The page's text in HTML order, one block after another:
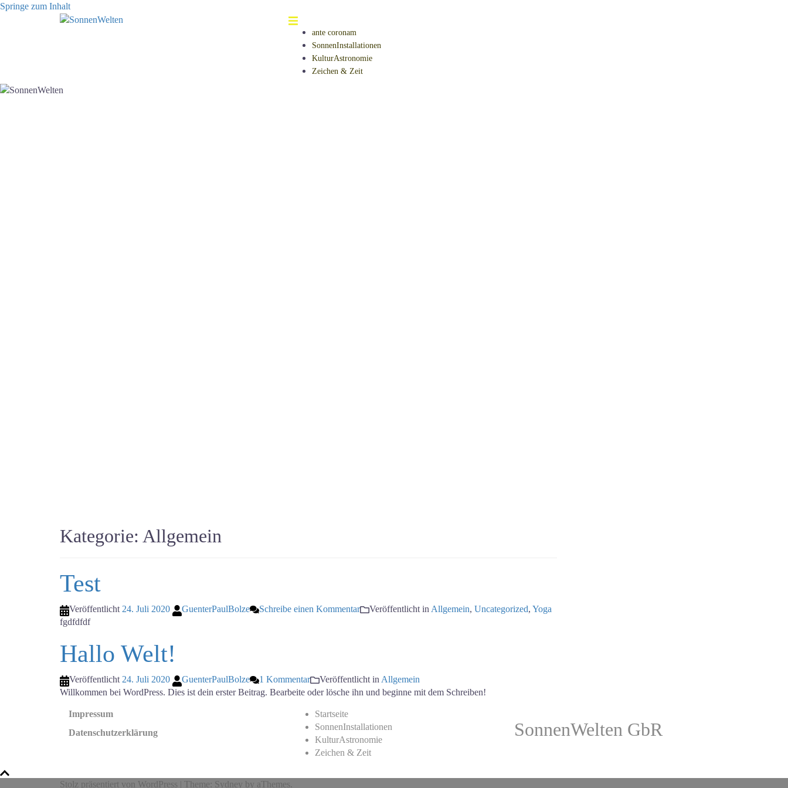
Springe zum Inhalt
ante coronam
SonnenInstallationen
KulturAstronomie
Zeichen & Zeit
Kategorie: Allgemein
Test
Veröffentlicht 24. Juli 2020 GuenterPaulBolze Schreibe einen Kommentar Veröffentlicht in Allgemein, Uncategorized, Yoga
fgdfdfdf
Hallo Welt!
Veröffentlicht 24. Juli 2020 GuenterPaulBolze 1 Kommentar Veröffentlicht in Allgemein
Willkommen bei WordPress. Dies ist dein erster Beitrag. Bearbeite oder lösche ihn und beginne mit dem Schreiben!
Impressum
Datenschutzerklärung
Startseite
SonnenInstallationen
KulturAstronomie
Zeichen & Zeit
SonnenWelten GbR
Stolz präsentiert von WordPress | Theme: Sydney by aThemes.